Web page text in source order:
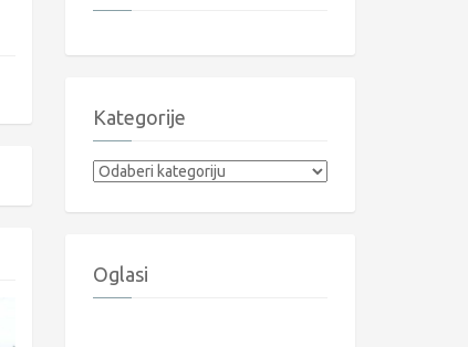
Kategorije
Kategorije
Oglasi